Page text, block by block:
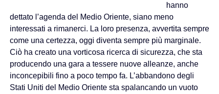
hanno
dettato l’agenda del Medio Oriente, siano meno
interessati a rimanerci. La loro presenza, avvertita sempre
come una certezza, oggi diventa sempre più marginale.
Ciò ha creato una vorticosa ricerca di sicurezza, che sta
producendo una gara a tessere nuove alleanze, anche
inconcepibili fino a poco tempo fa. L’abbandono degli
Stati Uniti del Medio Oriente sta spalancando un vuoto